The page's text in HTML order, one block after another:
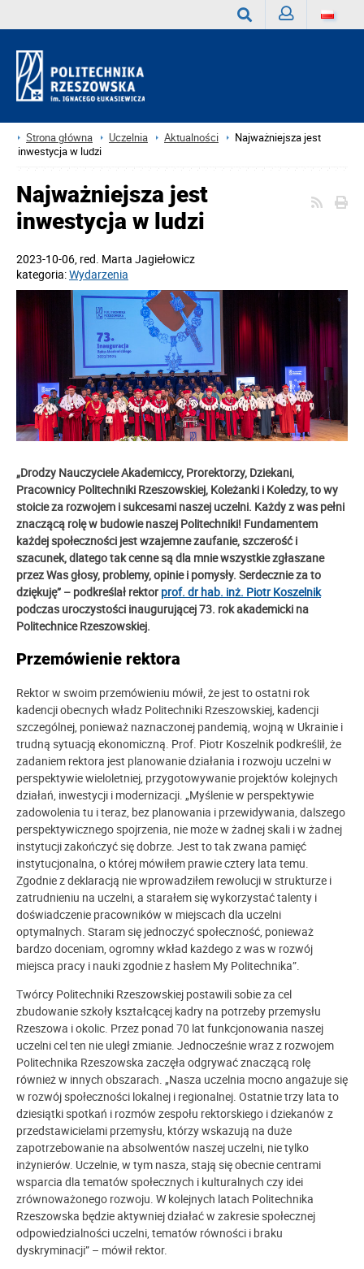
Strona główna Uczelnia Aktualności
Najważniejsza jest
inwestycja w ludzi
Najważniejsza jest
inwestycja w ludzi
2023-10-06, red. Marta Jagiełowicz
kategoria:Wydarzenia
„Drodzy Nauczyciele Akademiccy, Prorektorzy, Dziekani,
Pracownicy Politechniki Rzeszowskiej, Koleżanki i Koledzy, to wy
stoicie za rozwojem i sukcesami naszej uczelni. Każdy z was pełni
znaczącą rolę w budowie naszej Politechniki! Fundamentem
każdej społeczności jest wzajemne zaufanie, szczerość i
szacunek, dlatego tak cenne są dla mnie wszystkie zgłaszane
przez Was głosy, problemy, opinie i pomysły. Serdecznie za to
dziękuję” – podkreślał rektor prof. dr hab. inż. Piotr Koszelnik
podczas uroczystości inaugurującej 73. rok akademicki na
Politechnice Rzeszowskiej.
Przemówienie rektora
Rektor w swoim przemówieniu mówił, że jest to ostatni rok
kadencji obecnych władz Politechniki Rzeszowskiej, kadencji
szczególnej, ponieważ naznaczonej pandemią, wojną w Ukrainie i
trudną sytuacją ekonomiczną. Prof. Piotr Koszelnik podkreślił, że
zadaniem rektora jest planowanie działania i rozwoju uczelni w
perspektywie wieloletniej, przygotowywanie projektów kolejnych
działań, inwestycji i modernizacji. „Myślenie w perspektywie
zadowolenia tu i teraz, bez planowania i przewidywania, dalszego
perspektywicznego spojrzenia, nie może w żadnej skali i w żadnej
instytucji zakończyć się dobrze. Jest to tak zwana pamięć
instytucjonalna, o której mówiłem prawie cztery lata temu.
Zgodnie z deklaracją nie wprowadziłem rewolucji w strukturze i
zatrudnieniu na uczelni, a starałem się wykorzystać talenty i
doświadczenie pracowników w miejscach dla uczelni
optymalnych. Staram się jednoczyć społeczność, ponieważ
bardzo doceniam, ogromny wkład każdego z was w rozwój
miejsca pracy i nauki zgodnie z hasłem My Politechnika”.
Twórcy Politechniki Rzeszowskiej postawili sobie za cel
zbudowanie szkoły kształcącej kadry na potrzeby przemysłu
Rzeszowa i okolic. Przez ponad 70 lat funkcjonowania naszej
uczelni cel ten nie uległ zmianie. Jednocześnie wraz z rozwojem
Politechnika Rzeszowska zaczęła odgrywać znaczącą rolę
również w innych obszarach. „Nasza uczelnia mocno angażuje się
w rozwój społeczności lokalnej i regionalnej. Ostatnie trzy lata to
dziesiątki spotkań i rozmów zespołu rektorskiego i dziekanów z
przedstawicielami przemysłu, którzy wskazują na duże
zapotrzebowanie na absolwentów naszej uczelni, nie tylko
inżynierów. Uczelnie, w tym nasza, stają się obecnie centrami
wsparcia dla tematów społecznych i kulturalnych czy idei
zrównoważonego rozwoju. W kolejnych latach Politechnika
Rzeszowska będzie aktywniej działać w zakresie społecznej
odpowiedzialności uczelni, tematów równości i braku
dyskryminacji” – mówił rektor.